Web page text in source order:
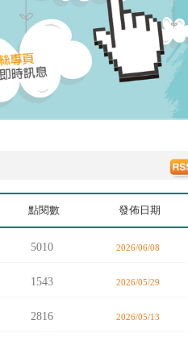
點閱數 發佈日期
5010 2026/06/08
1543 2026/05/29
2816 2026/05/13